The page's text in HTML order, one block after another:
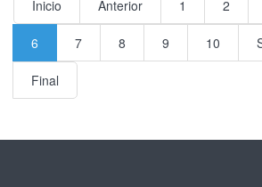
Inicio Anterior 1 2
6 7 8 9 10
Final